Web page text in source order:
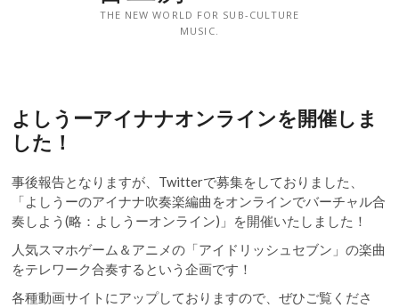
THE NEW WORLD FOR SUB-CULTURE
MUSIC.
よしうーアイナナオンラインを開催しま
した！
事後報告となりますが、Twitterで募集をしておりました、
「よしうーのアイナナ吹奏楽編曲をオンラインでバーチャル合
奏しよう(略：よしうーオンライン)」を開催いたしました！
人気スマホゲーム＆アニメの「アイドリッシュセブン」の楽曲
をテレワーク合奏するという企画です！
各種動画サイトにアップしておりますので、ぜひご覧くださ